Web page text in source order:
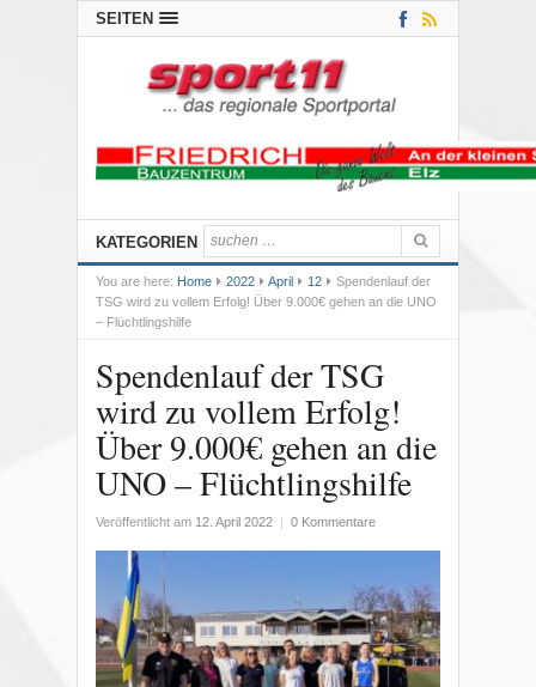
SEITEN
KATEGORIEN
You are here: Home 2022 April 12
Spendenlauf der
TSG wird zu vollem Erfolg! Über 9.000€ gehen an die UNO
– Flüchtlingshilfe
Spendenlauf der TSG
wird zu vollem Erfolg!
Über 9.000€ gehen an die
UNO – Flüchtlingshilfe
Veröffentlicht am 12. April 2022 0 Kommentare